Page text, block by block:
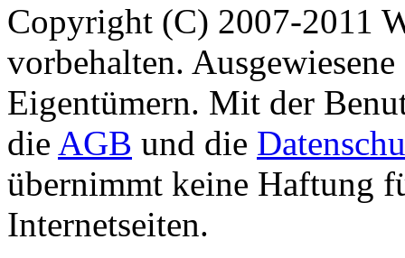
Copyright (C) 2007-2011
vorbehalten.
Eigentümern. Mit der
die AGB und die
übernimmt keine Haftung
Internetseiten.